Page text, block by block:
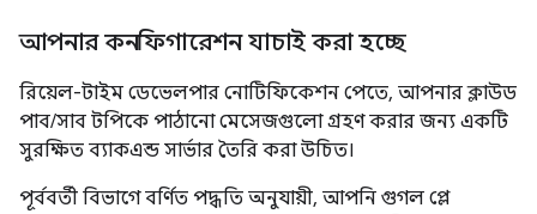
আপনার কনফিগারেশন যাচাই করা হচ্ছে
রিয়েল-টাইম ডেভেলপার নোটিফিকেশন পেতে, আপনার ক্লাউড
পাব/সাব টপিকে পাঠানো মেসেজগুলো গ্রহণ করার জন্য একটি
সুরক্ষিত ব্যাকএন্ড সার্ভার তৈরি করা উচিত।
পূর্ববর্তী বিভাগে বর্ণিত পদ্ধতি অনুযায়ী, আপনি গুগল প্লে